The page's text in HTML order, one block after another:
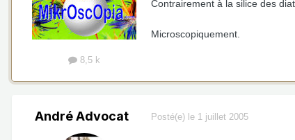
8,5 k
Contrairement à la silice des
Microscopiquement.
André Advocat Posté(e) le 1 juillet 2005